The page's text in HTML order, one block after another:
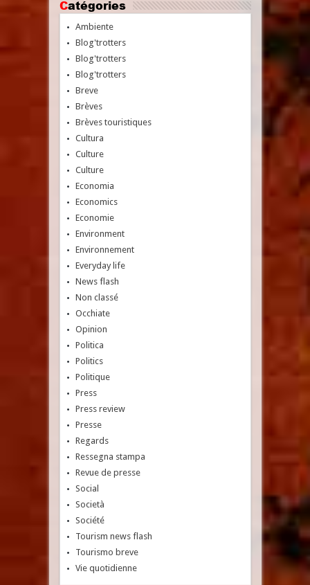
Catégories
Ambiente
Blog'trotters
Blog'trotters
Blog'trotters
Breve
Brèves
Brèves touristiques
Cultura
Culture
Culture
Economia
Economics
Economie
Environment
Environnement
Everyday life
News flash
Non classé
Occhiate
Opinion
Politica
Politics
Politique
Press
Press review
Presse
Regards
Ressegna stampa
Revue de presse
Social
Società
Société
Tourism news flash
Tourismo breve
Vie quotidienne